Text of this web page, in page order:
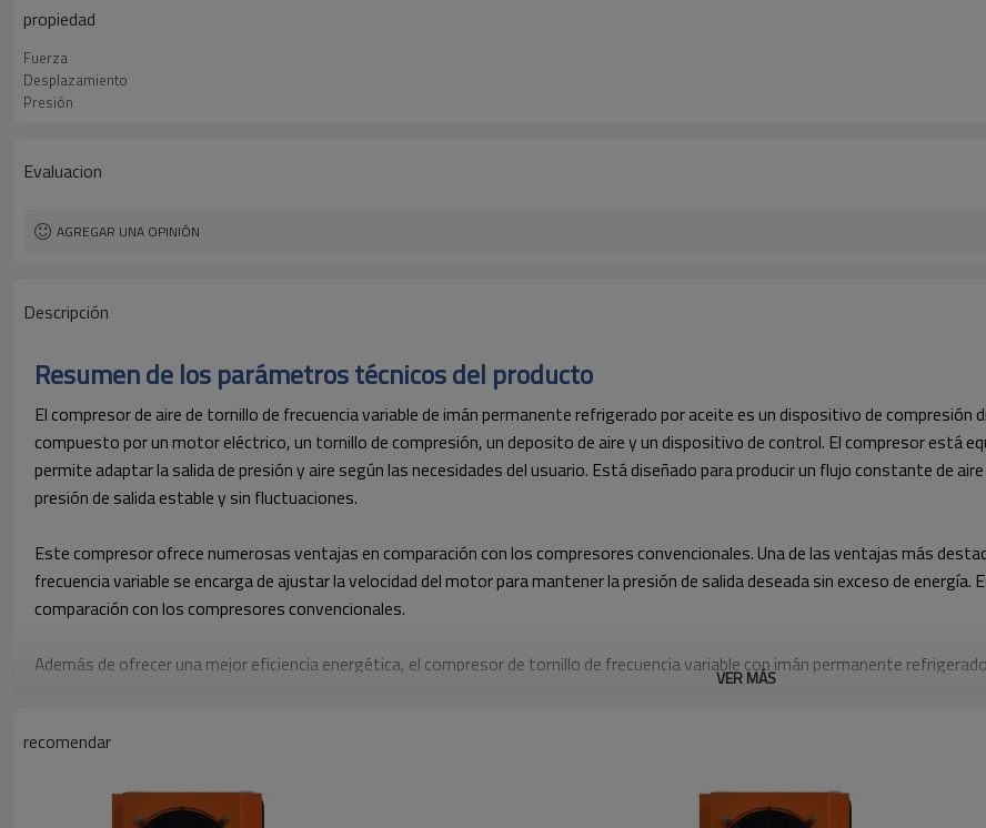
propiedad
Fuerza
Desplazamiento
Presión
Evaluacion
AGREGAR UNA OPINIÓN
Descripción
Resumen de los parámetros técnicos del producto
El compresor de aire de tornillo de frecuencia variable de imán permanente refrigerado por aceite es un dispositivo de compresión
compuesto por un motor eléctrico, un tornillo de compresión, un deposito de aire y un dispositivo de control. El compresor está
permite adaptar la salida de presión y aire según las necesidades del usuario. Está diseñado para producir un flujo constante de
presión de salida estable y sin fluctuaciones.
Este compresor ofrece numerosas ventajas en comparación con los compresores convencionales. Una de las ventajas más
frecuencia variable se encarga de ajustar la velocidad del motor para mantener la presión de salida deseada sin exceso de
comparación con los compresores convencionales.
Además de ofrecer una mejor eficiencia energética, el compresor de tornillo de frecuencia variable con imán permanente
compresores convencionales. Esto se debe a que el motor de frecuencia variable reduce significativamente el ruido producido por
mantenimiento. Además, está diseñado para funcionar durante muchos años sin necesidad de repuestos. Esto hace que sea
VER MÁS
recomendar